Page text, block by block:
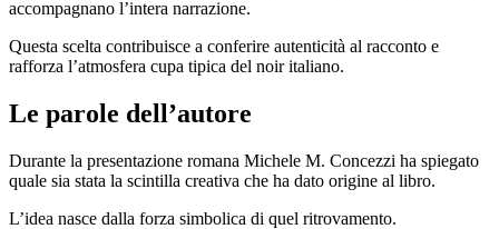
accompagnano l’intera narrazione.
Questa scelta contribuisce a conferire autenticità al racconto e
rafforza l’atmosfera cupa tipica del noir italiano.
Le parole dell’autore
Durante la presentazione romana Michele M. Concezzi ha spiegato
quale sia stata la scintilla creativa che ha dato origine al libro.
L’idea nasce dalla forza simbolica di quel ritrovamento.